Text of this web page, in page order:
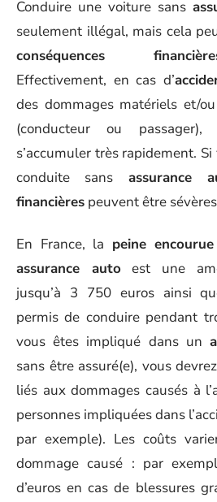
Conduire une voiture sans
seulement illégal, mais cela
conséquences
Effectivement, en cas d’
des dommages matériels et/
(conducteur ou
s’accumuler très rapidement.
conduite sans assurance
financières peuvent être
En France, la peine encourue
assurance auto est une
jusqu’à 3 750 euros ainsi
permis de conduire pendant
vous êtes impliqué dans un
sans être assuré(e), vous
liés aux dommages causés à
personnes impliquées dans
par exemple). Les coûts
dommage causé : par
d’euros en cas de blessures